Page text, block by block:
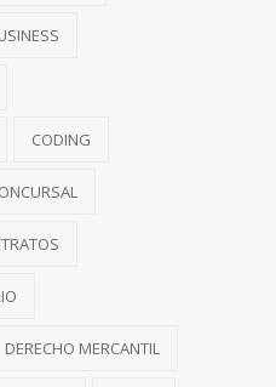
CODING
DERECHO MERCANTIL